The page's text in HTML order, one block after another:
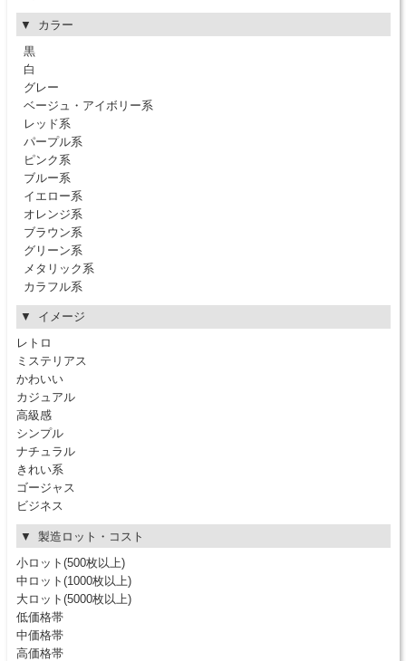
カラー
黒
白
グレー
ベージュ・アイボリー系
レッド系
パープル系
ピンク系
ブルー系
イエロー系
オレンジ系
ブラウン系
グリーン系
メタリック系
カラフル系
イメージ
レトロ
ミステリアス
かわいい
カジュアル
高級感
シンプル
ナチュラル
きれい系
ゴージャス
ビジネス
製造ロット・コスト
小ロット(500枚以上)
中ロット(1000枚以上)
大ロット(5000枚以上)
低価格帯
中価格帯
高価格帯